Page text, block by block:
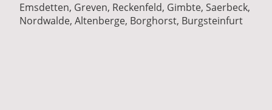
Emsdetten, Greven, Reckenfeld, Gimbte, Saerbeck,
Nordwalde, Altenberge, Borghorst, Burgsteinfurt